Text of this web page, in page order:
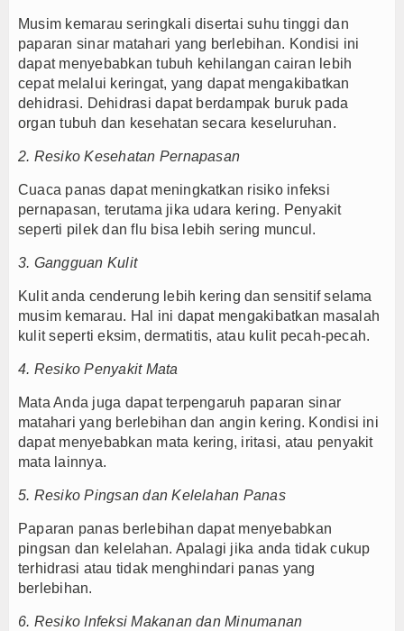
Musim kemarau seringkali disertai suhu tinggi dan
paparan sinar matahari yang berlebihan. Kondisi ini
dapat menyebabkan tubuh kehilangan cairan lebih
cepat melalui keringat, yang dapat mengakibatkan
dehidrasi. Dehidrasi dapat berdampak buruk pada
organ tubuh dan kesehatan secara keseluruhan.
2. Resiko Kesehatan Pernapasan
Cuaca panas dapat meningkatkan risiko infeksi
pernapasan, terutama jika udara kering. Penyakit
seperti pilek dan flu bisa lebih sering muncul.
3. Gangguan Kulit
Kulit anda cenderung lebih kering dan sensitif selama
musim kemarau. Hal ini dapat mengakibatkan masalah
kulit seperti eksim, dermatitis, atau kulit pecah-pecah.
4. Resiko Penyakit Mata
Mata Anda juga dapat terpengaruh paparan sinar
matahari yang berlebihan dan angin kering. Kondisi ini
dapat menyebabkan mata kering, iritasi, atau penyakit
mata lainnya.
5. Resiko Pingsan dan Kelelahan Panas
Paparan panas berlebihan dapat menyebabkan
pingsan dan kelelahan. Apalagi jika anda tidak cukup
terhidrasi atau tidak menghindari panas yang
berlebihan.
6. Resiko Infeksi Makanan dan Minumanan